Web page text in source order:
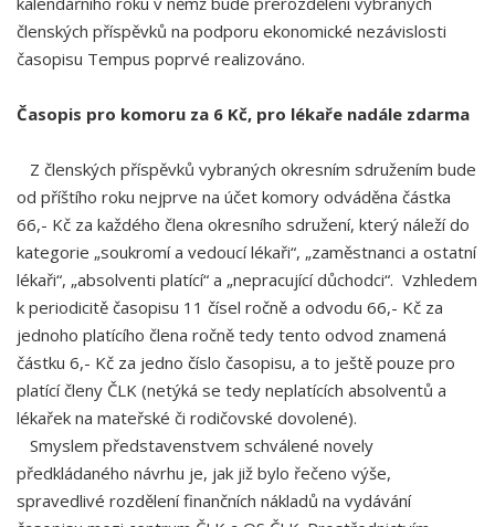
členských příspěvků na podporu ekonomické nezávislosti
časopisu Tempus poprvé realizováno.
Časopis pro komoru za 6 Kč, pro lékaře nadále zdarma
Z členských příspěvků vybraných okresním sdružením bude
od příštího roku nejprve na účet komory odváděna částka
66,- Kč za každého člena okresního sdružení, který náleží do
kategorie „soukromí a vedoucí lékaři“, „zaměstnanci a ostatní
lékaři“, „absolventi platící“ a „nepracující důchodci“. Vzhledem
k periodicitě časopisu 11 čísel ročně a odvodu 66,- Kč za
jednoho platícího člena ročně tedy tento odvod znamená
částku 6,- Kč za jedno číslo časopisu, a to ještě pouze pro
platící členy ČLK (netýká se tedy neplatících absolventů a
lékařek na mateřské či rodičovské dovolené).
Smyslem představenstvem schválené novely
předkládaného návrhu je, jak již bylo řečeno výše,
spravedlivé rozdělení finančních nákladů na vydávání